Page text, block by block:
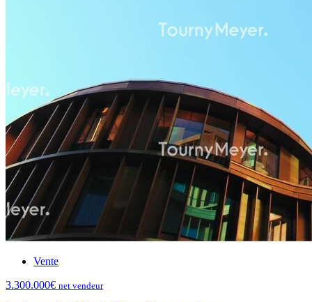
Vente
3.300.000€ net vendeur